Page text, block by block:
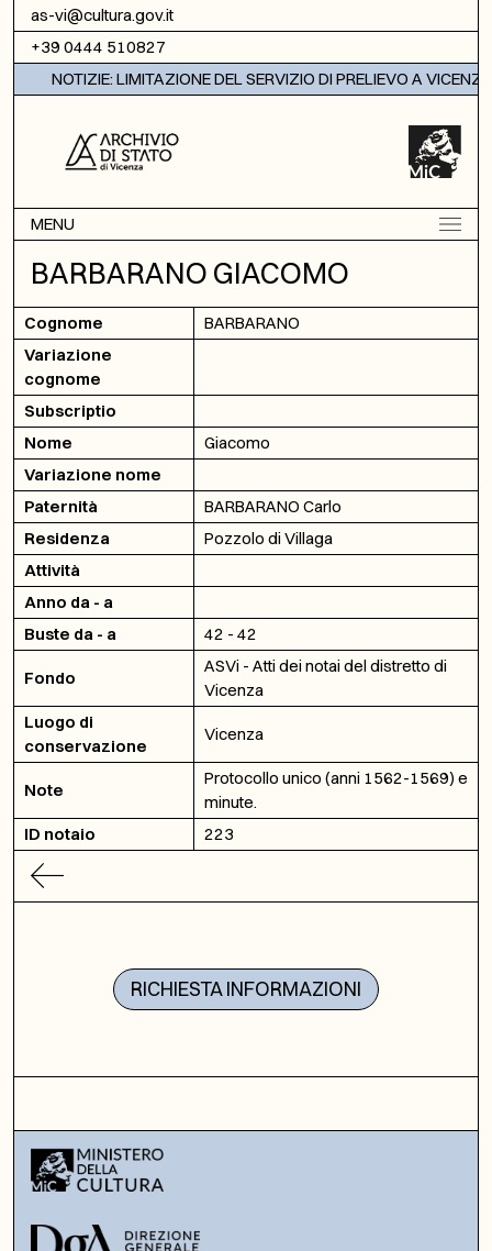
Vai al contenuto
as-vi@cultura.gov.it
+39 0444 510827
NOTIZIE: LIMITAZIONE DEL SERVIZIO DI PRELIEVO A VICENZA
MENU
BARBARANO GIACOMO
Cognome
BARBARANO
Variazione
cognome
Subscriptio
Nome
Giacomo
Variazione nome
Paternità
BARBARANO Carlo
Residenza
Pozzolo di Villaga
Attività
Anno da - a
Buste da - a
42 - 42
Fondo
ASVi - Atti dei notai del distretto di
Vicenza
Luogo di
conservazione
Vicenza
Note
Protocollo unico (anni 1562-1569) e
minute.
ID notaio
223
RICHIESTA INFORMAZIONI